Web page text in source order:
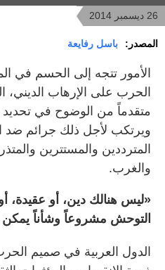
26 ديسمبر 2014
المصدر: باسل رفايعة
الأمور تتجه إلى الحسم في
الحرب على الإرهاب الديني،
متقدماً من الوضوح في تحديد
ويرتكب لأجل ذلك جرائم ضد
المترددين والمستترين
والغرب.
«ليس هنالك دين، أو عقيدة،
التوحش مشروعاً وشأناً يمكن
الدول العربية في صميم